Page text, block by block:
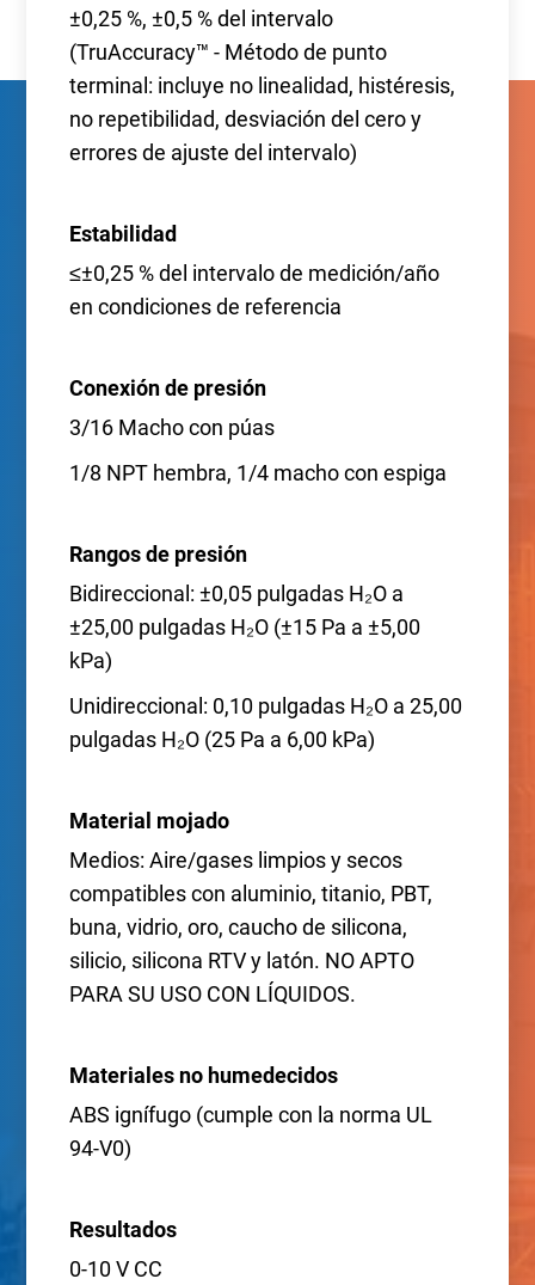
±0,25 %, ±0,5 % del intervalo
(TruAccuracy™ - Método de punto
terminal: incluye no linealidad, histéresis,
no repetibilidad, desviación del cero y
errores de ajuste del intervalo)
Estabilidad
≤±0,25 % del intervalo de medición/año
en condiciones de referencia
Conexión de presión
3/16 Macho con púas
1/8 NPT hembra, 1/4 macho con espiga
Rangos de presión
Bidireccional: ±0,05 pulgadas H₂O a
±25,00 pulgadas H₂O (±15 Pa a ±5,00
kPa)
Unidireccional: 0,10 pulgadas H₂O a 25,00
pulgadas H₂O (25 Pa a 6,00 kPa)
Material mojado
Medios: Aire/gases limpios y secos
compatibles con aluminio, titanio, PBT,
buna, vidrio, oro, caucho de silicona,
silicio, silicona RTV y latón. NO APTO
PARA SU USO CON LÍQUIDOS.
Materiales no humedecidos
ABS ignífugo (cumple con la norma UL
94-V0)
Resultados
0-10 V CC